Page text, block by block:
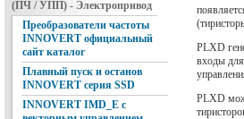
(ПЧ / УПП) - Электропривод
Преобразователи частоты
INNOVERT официальный
сайт каталог
Плавный пуск и останов
INNOVERT серия SSD
INNOVERT IMD_E с
PLXD
входы для
PLXD